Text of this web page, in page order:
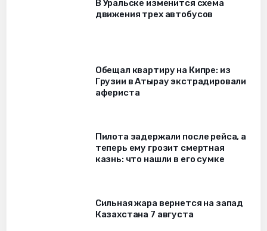
В Уральске изменится схема
движения трех автобусов
Обещал квартиру на Кипре: из
Грузии в Атырау экстрадировали
афериста
Пилота задержали после рейса, а
теперь ему грозит смертная
казнь: что нашли в его сумке
Сильная жара вернется на запад
Казахстана 7 августа